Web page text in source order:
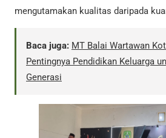
mengutamakan kualitas daripada
Baca juga: MT Balai Wartawan
Pentingnya Pendidikan Keluarga
Generasi